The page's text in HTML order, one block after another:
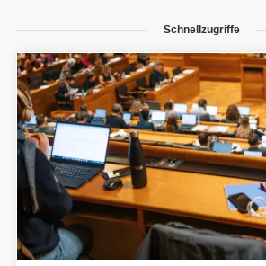
Schnellzugriffe